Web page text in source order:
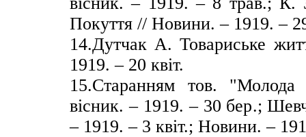
Покуття // Новини. – 1919. –
14.Дутчак А. Товариське
1919. – 20 квіт.
15.Старанням тов.
вісник. – 1919. – 30 бер.;
– 1919. – 3 квіт.; Новини. –